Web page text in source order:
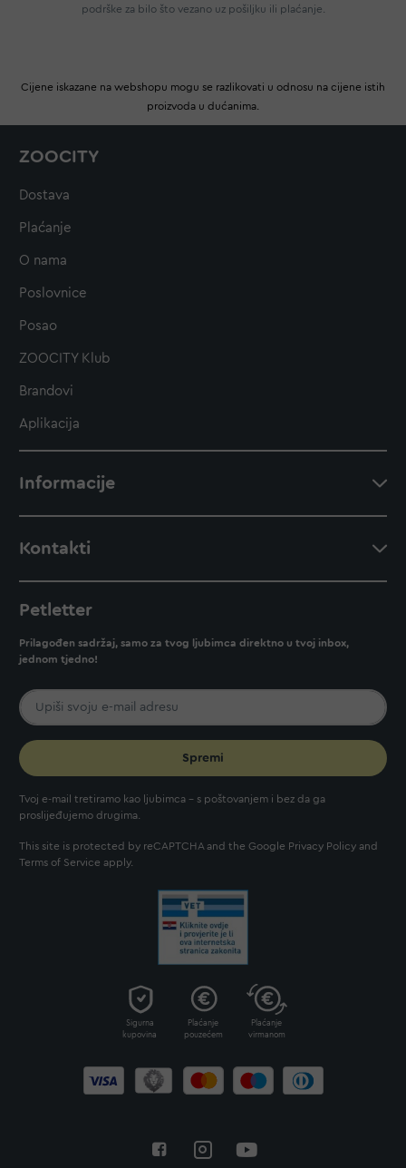
podrške za bilo što vezano uz pošiljku ili plaćanje.
Cijene iskazane na webshopu mogu se razlikovati u odnosu na cijene istih
proizvoda u dućanima.
ZOOCITY
Dostava
Plaćanje
O nama
Poslovnice
Posao
ZOOCITY Klub
Brandovi
Aplikacija
Informacije
Kontakti
Petletter
Prilagođen sadržaj, samo za tvog ljubimca direktno u tvoj inbox,
jednom tjedno!
Spremi
Tvoj e-mail tretiramo kao ljubimca - s poštovanjem i bez da ga
proslijeđujemo drugima.
This site is protected by reCAPTCHA and the Google Privacy Policy and
Terms of Service apply.
Sigurna
kupovina
Plaćanje
pouzećem
Plaćanje
virmanom